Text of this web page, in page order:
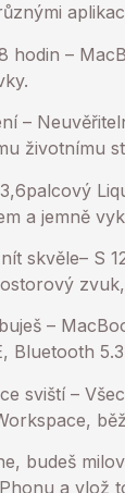
hodin –
–
životnímu
a jemně
skvěle– S
–
Bluetooth
sviští –
budeš
a vlož